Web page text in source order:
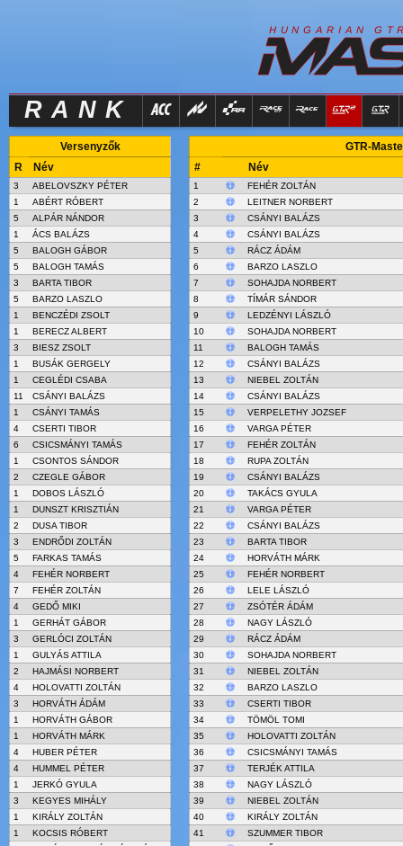
H U N G A R I A N G T
RANK
Versenyzők
R
Név
3
ABELOVSZKY PÉTER
1
ABÉRT RÓBERT
5
ALPÁR NÁNDOR
1
ÁCS BALÁZS
5
BALOGH GÁBOR
5
BALOGH TAMÁS
3
BARTA TIBOR
5
BARZO LASZLO
1
BENCZÉDI ZSOLT
1
BERECZ ALBERT
3
BIESZ ZSOLT
1
BUSÁK GERGELY
1
CEGLÉDI CSABA
11
CSÁNYI BALÁZS
1
CSÁNYI TAMÁS
4
CSERTI TIBOR
6
CSICSMÁNYI TAMÁS
1
CSONTOS SÁNDOR
2
CZEGLE GÁBOR
1
DOBOS LÁSZLÓ
1
DUNSZT KRISZTIÁN
2
DUSA TIBOR
3
ENDRŐDI ZOLTÁN
5
FARKAS TAMÁS
4
FEHÉR NORBERT
7
FEHÉR ZOLTÁN
4
GEDŐ MIKI
1
GERHÁT GÁBOR
3
GERLÓCI ZOLTÁN
1
GULYÁS ATTILA
2
HAJMÁSI NORBERT
4
HOLOVATTI ZOLTÁN
3
HORVÁTH ÁDÁM
1
HORVÁTH GÁBOR
1
HORVÁTH MÁRK
4
HUBER PÉTER
4
HUMMEL PÉTER
1
JERKÓ GYULA
3
KEGYES MIHÁLY
1
KIRÁLY ZOLTÁN
1
KOCSIS RÓBERT
GTR-
#
Név
1
FEHÉR ZOLTÁN
2
LEITNER NORBERT
3
CSÁNYI BALÁZS
4
CSÁNYI BALÁZS
5
RÁCZ ÁDÁM
6
BARZO LASZLO
7
SOHAJDA NORBERT
8
TÍMÁR SÁNDOR
9
LEDZÉNYI LÁSZLÓ
10
SOHAJDA NORBERT
11
BALOGH TAMÁS
12
CSÁNYI BALÁZS
13
NIEBEL ZOLTÁN
14
CSÁNYI BALÁZS
15
VERPELETHY JOZSEF
16
VARGA PÉTER
17
FEHÉR ZOLTÁN
18
RUPA ZOLTÁN
19
CSÁNYI BALÁZS
20
TAKÁCS GYULA
21
VARGA PÉTER
22
CSÁNYI BALÁZS
23
BARTA TIBOR
24
HORVÁTH MÁRK
25
FEHÉR NORBERT
26
LELE LÁSZLÓ
27
ZSÓTÉR ÁDÁM
28
NAGY LÁSZLÓ
29
RÁCZ ÁDÁM
30
SOHAJDA NORBERT
31
NIEBEL ZOLTÁN
32
BARZO LASZLO
33
CSERTI TIBOR
34
TÖMÖL TOMI
35
HOLOVATTI ZOLTÁN
36
CSICSMÁNYI TAMÁS
37
TERJÉK ATTILA
38
NAGY LÁSZLÓ
39
NIEBEL ZOLTÁN
40
KIRÁLY ZOLTÁN
41
SZUMMER TIBOR